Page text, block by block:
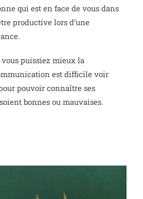
qui est en face de vous dans
productive lors d’une
vous puissiez mieux la
est difficile voir
pouvoir connaître ses
bonnes ou mauvaises.